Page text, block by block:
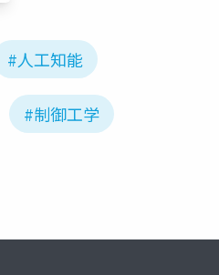
#人工知能
#制御工学